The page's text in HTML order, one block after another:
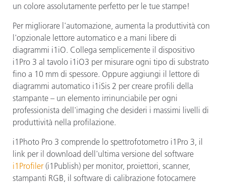
un colore assolutamente perfetto per le tue stampe!
Per migliorare l'automazione, aumenta la produttività con
l'opzionale lettore automatico e a mani libere di
diagrammi i1iO. Collega semplicemente il dispositivo
i1Pro 3 al tavolo i1iO3 per misurare ogni tipo di substrato
fino a 10 mm di spessore. Oppure aggiungi il lettore di
diagrammi automatico i1iSis 2 per creare profili della
stampante – un elemento irrinunciabile per ogni
professionista dell'imaging che desideri i massimi livelli di
produttività nella profilazione.
i1Photo Pro 3 comprende lo spettrofotometro i1Pro 3, il
link per il download dell'ultima versione del software
i1Profiler (i1Publish) per monitor, proiettori, scanner,
stampanti RGB, il software di calibrazione fotocamere